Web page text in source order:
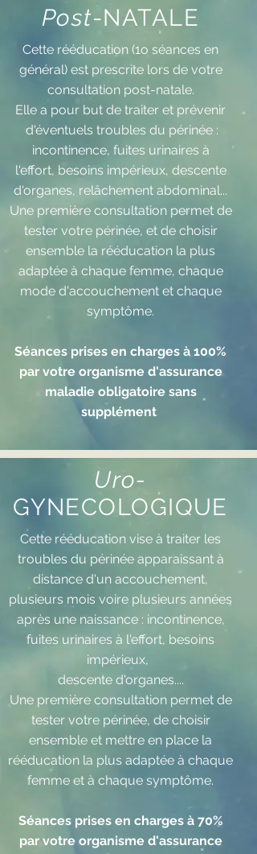
Post-NATALE
Cette rééducation (1o séances en
général) est prescrite lors de votre
consultation post-natale.
Elle a pour but de traiter et prévenir
d'éventuels troubles du périnée :
incontinence, fuites urinaires à
l'effort, besoins impérieux, descente
d'organes, relâchement abdominal...
Une première consultation permet de
tester votre périnée, et de choisir
ensemble la rééducation la plus
adaptée à chaque femme, chaque
mode d'accouchement et chaque
symptôme.
Séances prises en charges à 100%
par votre organisme d'assurance
maladie obligatoire sans
supplément
Uro-
GYNECOLOGIQUE
Cette rééducation vise à traiter les
troubles du périnée apparaissant à
distance d'un accouchement,
plusieurs mois voire plusieurs années
après unenaissance : incontinence,
fuites urinaires à l'effort, besoins
impérieux,
descente d'organes....
Une première consultation permet de
tester votre périnée, de choisir
ensemble et mettre en place la
rééducation la plus adaptée à chaque
femme et à chaque symptôme.
Séances prises en charges à 70%
par votre organisme d'assurance